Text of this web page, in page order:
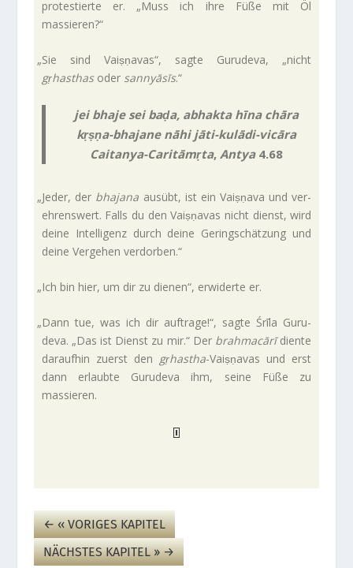
pro­te­stierte er. „Muss ich ihre Füße mit Öl
massieren?“
„Sie sind Vaiṣṇavas“, sagte Guru­deva, „nicht
gṛhasthasoder san­ny­āsīs.“
jei bhaje sei baḍa, abhakta hīna chāra
kṛṣṇa-bhajane nāhi jāti-kulādi-vicāra
Caitanya-Caritāmṛta, Antya4.68
„Jeder, der bha­jana ausübt, ist ein Vaiṣṇava und ver­
eh­rens­wert. Falls du den Vaiṣṇavas nicht dienst, wird
deine Intel­li­genz durch deine Gering­schät­zung und
deine Ver­gehen verdorben.“
„Ich bin hier, um dir zu dienen“, erwi­derte er.
„Dann tue, was ich dir auf­trage!“, sagte Śrīla Guru­
deva. „Das ist Dienst zu mir.“ Der brah­macārīdiente
dar­aufhin zuerst den gṛhastha-Vaiṣṇavas und erst
dann erlaubte Guru­deva ihm, seine Füße zu
massieren.
←‹‹ VORIGES KAPITEL
NÄCH­STES KAPITEL ››→